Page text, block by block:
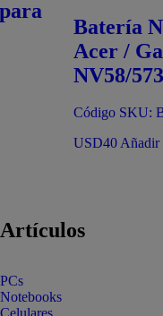
Batería
Acer /
NV58/
Código SKU:
USD40Añadir
Artículos
PCs
Notebooks